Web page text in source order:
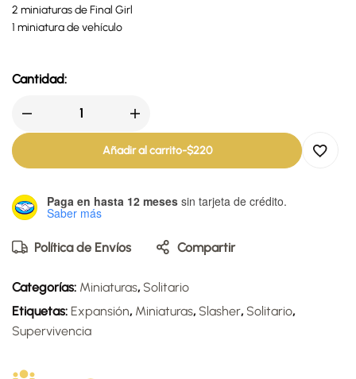
2 miniaturas de Final Girl
1 miniatura de vehículo
Cantidad:
Añadir al carrito-$220
Paga en hasta 12 meses sin tarjeta de crédito.
Saber más
Política de Envíos Compartir
Categorías: Miniaturas, Solitario
Etiquetas: Expansión, Miniaturas, Slasher, Solitario,
Supervivencia